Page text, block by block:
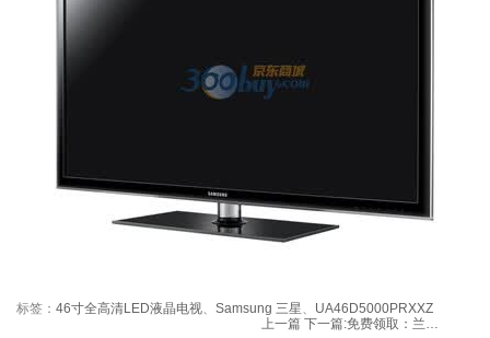
标签： 46寸全高清LED液晶电视、 Samsung 三星、 UA46D5000PRXXZ
上一篇 下一篇: 免费领取：兰蔻明星BB霜、奇连臻白恒彩粉底液、珍爱午夜玫瑰香水